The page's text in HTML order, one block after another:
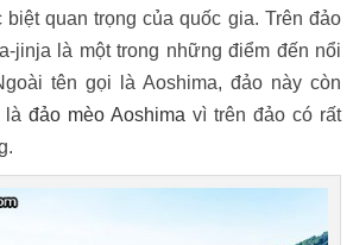
quan trọng của quốc gia. Trên đảo
jinja là một trong những điểm đến nổi
tên gọi là Aoshima, đảo này còn
là đảo mèo Aoshima vì trên đảo có rất